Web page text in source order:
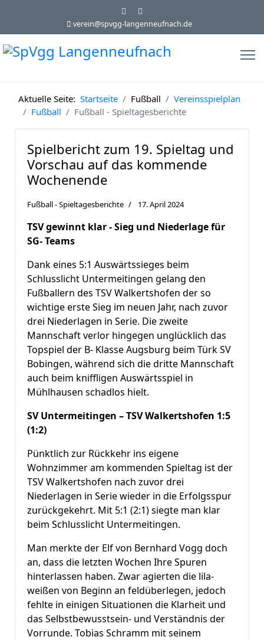
verein@spvgg-langenneufnach.de
Aktuelle Seite: Startseite Fußball
Vereinsspielplan
Fußball
Fußball - Spieltagesberichte
Spielbericht zum 19. Spieltag und
Vorschau auf das kommende
Wochenende
Fußball - Spieltagesberichte 17. April 2024
TSV gewinnt klar - Sieg und Niederlage für
SG- Teams
Dank eines 5:1 Auswärtssieges beim
Schlusslicht Untermeitingen gelang den
Fußballern des TSV Walkertshofen der so
wichtige erste Sieg im neuen Jahr, nach zuvor
drei Niederlagen in Serie. Die zweite
Mannschaft verlor hingegen unglücklich das
Topspiel der B- Klasse Augsburg beim Türk SV
Bobingen, während sich die dritte Mannschaft
auch beim kniffligen Auswärtsspiel in
Mühlhausen schadlos hielt.
SV Untermeitingen – TSV Walkertshofen 1:5
(1:2)
Pünktlich zur Rückkehr ins eigene
Wohnzimmer am kommenden Spieltag ist der
TSV Walkertshofen nach zuvor drei
Niederlagen in Serie wieder in die Erfolgsspur
zurückgekehrt. Mit 5:1 (2:1) siegte man klar
beim Schlusslicht Untermeitingen.
Man merkte der Elf von Bernhard Vogg doch
an, dass die letzten Wochen Ihre Spuren
hinterlassen haben. Zwar agierten die lila-
weißen von Beginn an feldüberlegen, jedoch
fehlte in einigen Situationen die Klarheit und
das Selbstbewusstsein- und Verständnis der
Vorrunde. Tobias Schramm mit seinem